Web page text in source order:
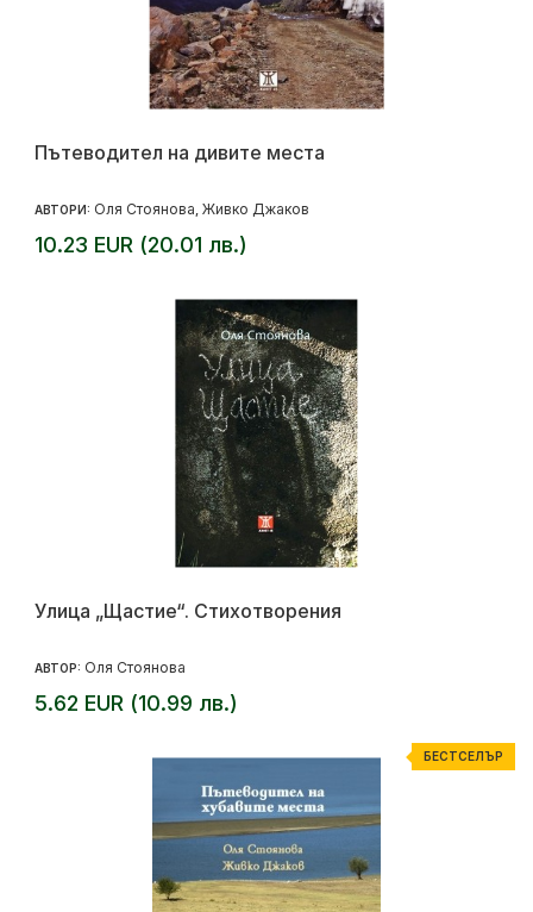
Пътеводител на дивите места
АВТОРИ: Оля Стоянова Живко Джаков
10.23 EUR (20.01 лв.)
Улица „Щастие“. Стихотворения
АВТОР: Оля Стоянова
5.62 EUR (10.99 лв.)
БЕСТСЕЛЪР